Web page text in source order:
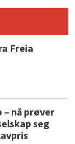
Freia
nå prøver
seg